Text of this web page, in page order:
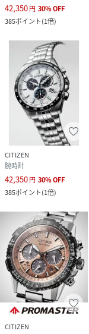
42,350円 30%OFF
385ポイント(1倍)
CITIZEN
腕時計
42,350円 30%OFF
385ポイント(1倍)
CITIZEN